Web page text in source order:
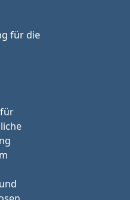
für die